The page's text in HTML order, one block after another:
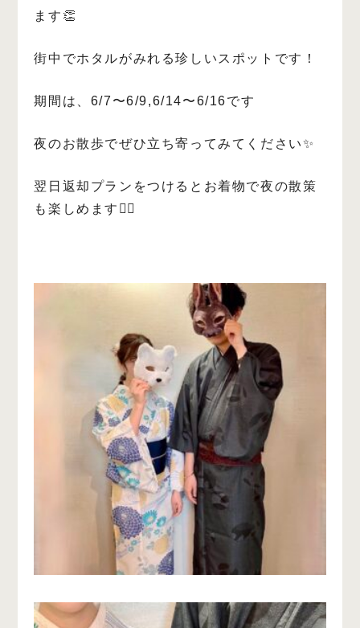
ます👏
街中でホタルがみれる珍しいスポットです！
期間は、6/7〜6/9,6/14〜6/16です
夜のお散歩でぜひ立ち寄ってみてください✨
翌日返却プランをつけるとお着物で夜の散策
も楽しめます🧚‍♀️